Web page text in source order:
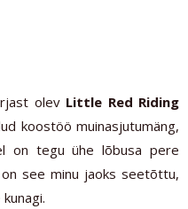
olev Little Red Riding
koostöö muinasjutumäng,
on tegu ühe lõbusa pere
see minu jaoks seetõttu,